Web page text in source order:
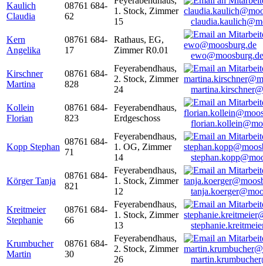
Kaulich
Claudia
08761 684-
62
1. Stock, Zimmer
15
Kern
Angelika
08761 684-
17
Rathaus, EG,
Zimmer R0.01
ewo@moosburg.de
Kirschner
Martina
08761 684-
828
Feyerabendhaus,
2. Stock, Zimmer
24
Kollein
Florian
08761 684-
823
Feyerabendhaus,
Erdgeschoss
Kopp Stephan
08761 684-
71
Feyerabendhaus,
1. OG, Zimmer
14
Körger Tanja
08761 684-
821
Feyerabendhaus,
1. Stock, Zimmer
12
Kreitmeier
Stephanie
08761 684-
66
Feyerabendhaus,
1. Stock, Zimmer
13
Krumbucher
Martin
08761 684-
30
Feyerabendhaus,
2. Stock, Zimmer
26